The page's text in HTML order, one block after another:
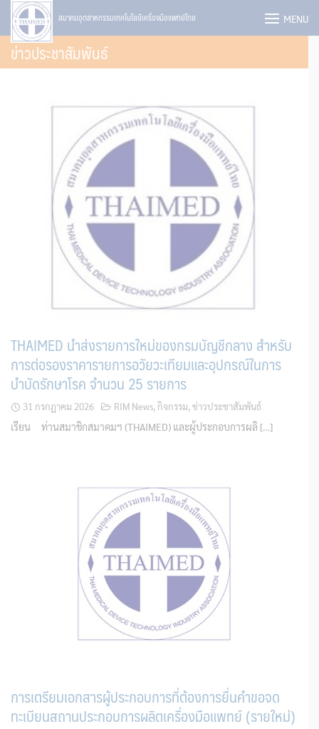
Skip
content
สมาคมอุตสาหกรรมเทคโนโลยีเครื่องมือแพทย์ไทย MENU
ข่าวประชาสัมพันธ์
THAIMED นำส่งรายการใหม่ของกรมบัญชีกลาง สำหรับ
การต่อรองราคารายการอวัยวะเทียมและอุปกรณ์ในการ
บำบัดรักษาโรค จำนวน 25 รายการ
31 กรกฎาคม 2026 RIM News, กิจกรรม, ข่าวประชาสัมพันธ์
เรียน ท่านสมาชิกสมาคมฯ (THAIMED) และผู้ประกอบการผลิ […]
การเตรียมเอกสารผู้ประกอบการที่ต้องการยื่นคำขอจด
ทะเบียนสถานประกอบการผลิตเครื่องมือแพทย์ (รายใหม่)